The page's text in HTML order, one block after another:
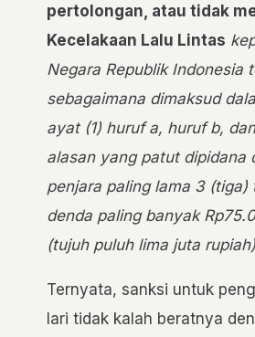
pertolongan, atau tidak
Kecelakaan Lalu Lintas
Negara Republik Indonesia
sebagaimana dimaksud
ayat (1) huruf a, huruf b,
alasan yang patut dipidana
penjara paling lama 3 (tiga)
denda paling banyak
(tujuh puluh lima juta
Ternyata, sanksi untuk
lari tidak kalah beratnya